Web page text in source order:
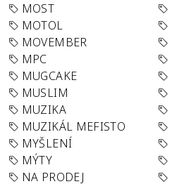
MOST
MOTOL
MOVEMBER
MPC
MUGCAKE
MUSLIM
MUZIKA
MUZIKÁL MEFISTO
MYŠLENÍ
MÝTY
NA PRODEJ